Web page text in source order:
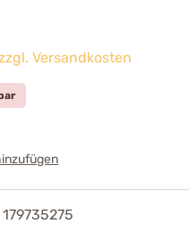
Versandkosten
179735275